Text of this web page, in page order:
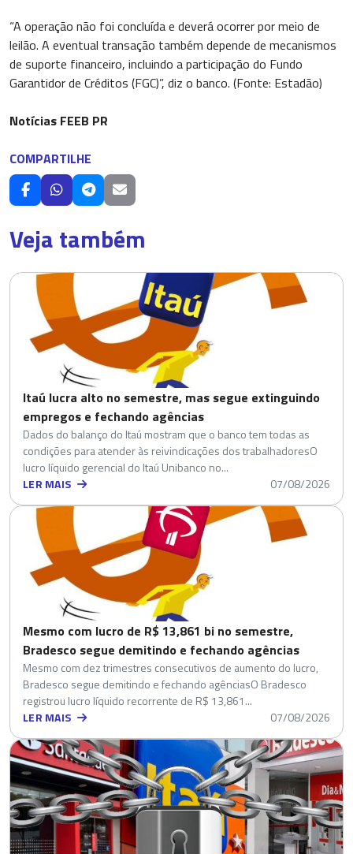
“A operação não foi concluída e deverá ocorrer por meio de
leilão. A eventual transação também depende de mecanismos
de suporte financeiro, incluindo a participação do Fundo
Garantidor de Créditos (FGC)”, diz o banco. (Fonte: Estadão)
Notícias FEEB PR
COMPARTILHE
Veja também
Itaú lucra alto no semestre, mas segue extinguindo
empregos e fechando agências
Dados do balanço do Itaú mostram que o banco tem todas as
condições para atender às reivindicações dos trabalhadoresO
lucro líquido gerencial do Itaú Unibanco no...
LER MAIS
07/08/2026
Mesmo com lucro de R$ 13,861 bi no semestre,
Bradesco segue demitindo e fechando agências
Mesmo com dez trimestres consecutivos de aumento do lucro,
Bradesco segue demitindo e fechando agênciasO Bradesco
registrou lucro líquido recorrente de R$ 13,861...
LER MAIS
07/08/2026